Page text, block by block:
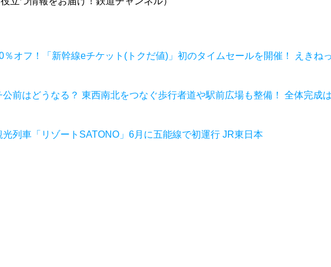
オフ！「新幹線eチケット(トクだ値)」初のタイムセールを開催！ えきね
前はどうなる？ 東西南北をつなぐ歩行者道や駅前広場も整備！ 全体完成
列車「リゾートSATONO」6月に五能線で初運行 JR東日本